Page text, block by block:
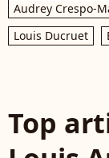
Audrey Crespo-
Louis Ducruet
Top